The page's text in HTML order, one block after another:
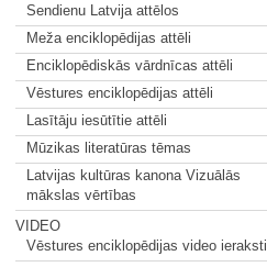
Sendienu Latvija attēlos
Meža enciklopēdijas attēli
Enciklopēdiskās vārdnīcas attēli
Vēstures enciklopēdijas attēli
Lasītāju iesūtītie attēli
Mūzikas literatūras tēmas
Latvijas kultūras kanona Vizuālās
mākslas vērtības
VIDEO
Vēstures enciklopēdijas video ieraksti